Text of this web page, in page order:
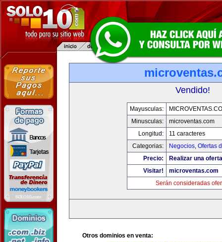
Vendido!
Mayusculas:
Minusculas:
microventas.com
Longitud:
11 caracteres
Categorias:
Negocios, Ofertas
Precio:
Realizar una
Visitar!
microventas.com
Serán consideradas
Otros dominios en venta: